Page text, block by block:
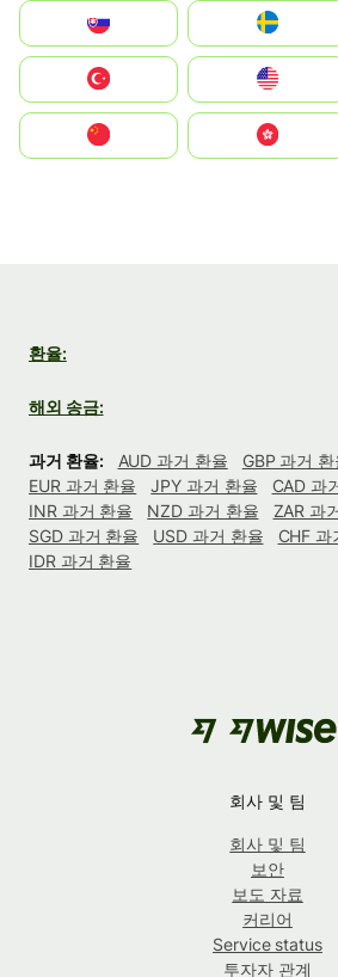
United States
中國香港特別行政區
환율:
해외 송금:
과거 환율: AUD 과거 환율 GBP 과거 환
EUR 과거 환율
JPY 과거 환율
CAD 과
INR 과거 환율
NZD 과거 환율
ZAR 과
SGD 과거 환율
USD 과거 환율
CHF 과
IDR 과거 환율
회사 및 팀
회사 및 팀
보안
보도 자료
커리어
Service status
투자자 관계